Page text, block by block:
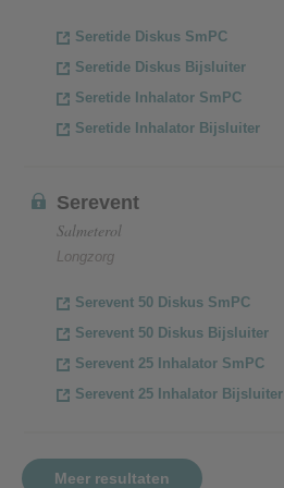
Seretide Diskus SmPC
Seretide Diskus Bijsluiter
Seretide Inhalator SmPC
Seretide Inhalator Bijsluiter
Serevent
Salmeterol
Longzorg
Serevent 50 Diskus SmPC
Serevent 50 Diskus Bijsluiter
Serevent 25 Inhalator SmPC
Serevent 25 Inhalator Bijsluiter
Meer resultaten